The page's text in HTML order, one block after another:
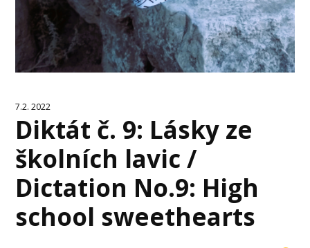
7.2. 2022
Diktát č. 9: Lásky ze
školních lavic /
Dictation No.9: High
school sweethearts